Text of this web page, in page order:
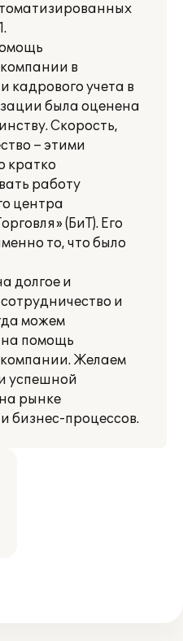
в
кадрового учета в
была оценена
Скорость,
– этими
кратко
работу
центра
(БиТ). Его
то, что было
долгое и
и
можем
помощь
Желаем
успешной
рынке
бизнес-процессов.